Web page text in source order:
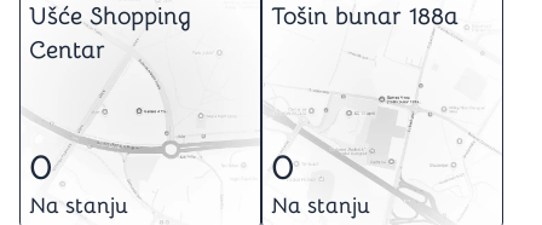
Ušće Shopping
Centar
0
Na stanju
Tošin bunar 188a
0
Na stanju